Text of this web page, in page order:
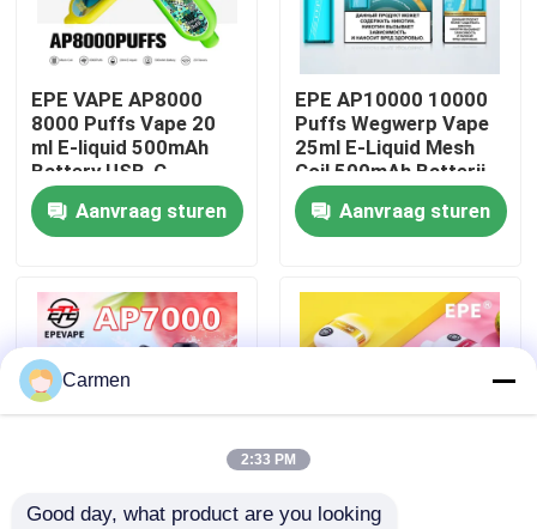
Over ons
Fabrieksreis
Kwaliteitscontrole
Contacteer ons
Vraag een offerte aan
ELFBAR Vape
EPE VAPE AP8000
8000 Puffs Vape 20
ml E-liquid 500mAh
Battery USB-C
Charging Mesh Coil
0%-5% Nicotine
Niveaus 20
Aanvraag sturen
EPE AP10000 10000
Puffs Wegwerp Vape
25ml E-Liquid Mesh
Coil 500mAh Batterij
Type-C Charging 20
smakenAanvraag sturen
EPE AP7000 7000 E-Liquid Capaciteit 19
Carmen
2:33 PM
Good day, what product are you looking